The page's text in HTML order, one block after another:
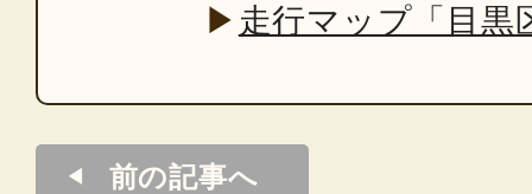
▶ 走行マップ「目黒
前の記事へ